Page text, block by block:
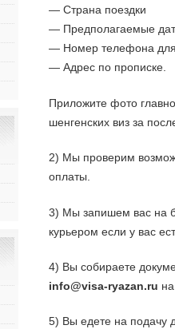
— Страна поездки
— Предполагаемые
— Номер телефона для
— Адрес по прописке.
Приложите фото
шенгенских виз за
2) Мы проверим
оплаты.
3) Мы запишем вас на
курьером если у вас
4) Вы собираете
info@visa-ryazan.ru
5) Вы едете на подачу